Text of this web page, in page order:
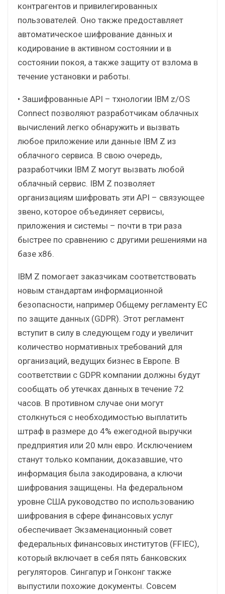
контрагентов и привилегированных
пользователей. Оно также предоставляет
автоматическое шифрование данных и
кодирование в активном состоянии и в
состоянии покоя, а также защиту от взлома в
течение установки и работы.
• Зашифрованные API – тхнологии IBM z/OS
Connect позволяют разработчикам облачных
вычислений легко обнаружить и вызвать
любое приложение или данные IBM Z из
облачного сервиса. В свою очередь,
разработчики IBM Z могут вызвать любой
облачный сервис. IBM Z позволяет
организациям шифровать эти API – связующее
звено, которое объединяет сервисы,
приложения и системы – почти в три раза
быстрее по сравнению с другими решениями на
базе x86.
IBM Z помогает заказчикам соответствовать
новым стандартам информационной
безопасности, например Общему регламенту ЕС
по защите данных (GDPR). Этот регламент
вступит в силу в следующем году и увеличит
количество нормативных требований для
организаций, ведущих бизнес в Европе. В
соответствии с GDPR компании должны будут
сообщать об утечках данных в течение 72
часов. В противном случае они могут
столкнуться с необходимостью выплатить
штраф в размере до 4% ежегодной выручки
предприятия или 20 млн евро. Исключением
станут только компании, доказавшие, что
информация была закодирована, а ключи
шифрования защищены. На федеральном
уровне США руководство по использованию
шифрования в сфере финансовых услуг
обеспечивает Экзаменационный совет
федеральных финансовых институтов (FFIEC),
который включает в себя пять банковских
регуляторов. Сингапур и Гонконг также
выпустили похожие документы. Совсем